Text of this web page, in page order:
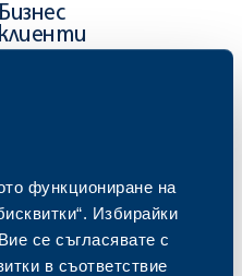
функциониране на
Избирайки
се съгласявате с
в съответствие
Бизнес
клиенти
инвестиционно банкиране
попечителски услуги
Факторинг